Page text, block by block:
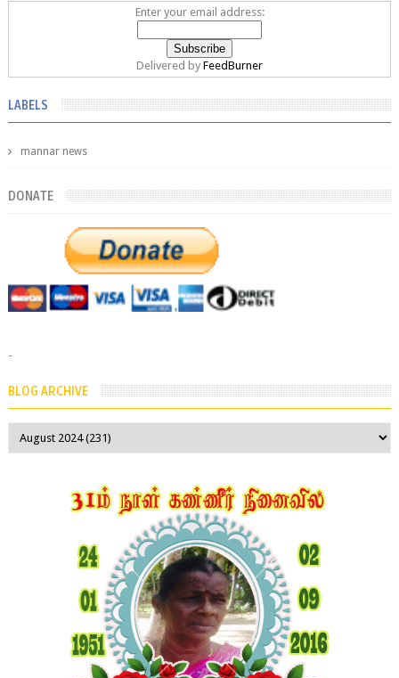
Enter your email address:
Delivered by FeedBurner
LABELS
mannar news
DONATE
-
BLOG ARCHIVE